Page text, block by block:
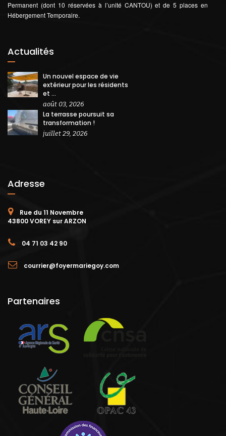
Permanent (dont 10 réservées à l’unité CANTOU) et de 5 places en
Hébergement Temporaire.
Actualités
Un nouvel espace de vie
extérieur pour les résidents
et ...
août 03, 2026
La terrasse poursuit sa
transformation !
juillet 29, 2026
Adresse
Rue du 11 Novembre
43800 VOREY sur ARZON
04 71 03 42 90
courrier@foyermariegoy.com
Partenaires